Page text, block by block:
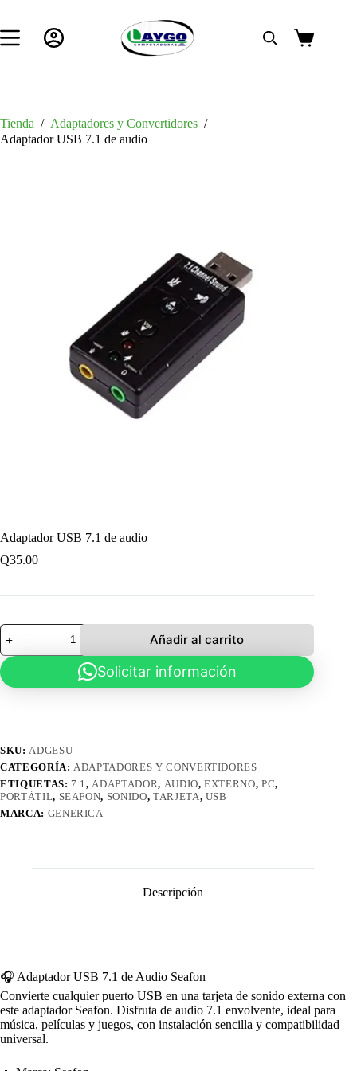
contenido
Carro
Tienda / Adaptadores y Convertidores /
Adaptador USB 7.1 de audio
Adaptador USB 7.1 de audio
Q35.00
Adaptador
USB
7.1
de
audio
Añadir al carrito
Solicitar información
SKU: ADGESU
CATEGORÍA: ADAPTADORES Y CONVERTIDORES
ETIQUETAS:7.1, ADAPTADOR, AUDIO,EXTERNO,PC,
PORTÁTIL, SEAFON, SONIDO, TARJETA, USB
MARCA: GENERICA
Descripción
🎧 Adaptador USB 7.1 de Audio Seafon
Convierte cualquier puerto USB en una tarjeta de sonido externa con
este adaptador Seafon. Disfruta de audio 7.1 envolvente, ideal para
música, películas y juegos, con instalación sencilla y compatibilidad
universal.